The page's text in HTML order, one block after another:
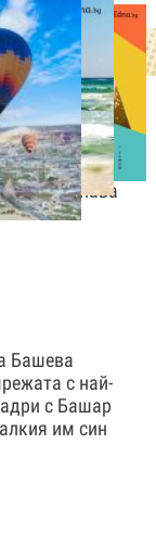
състаряват
35 години –
ги осъзнава
Башева
с най-
с Башар
им син